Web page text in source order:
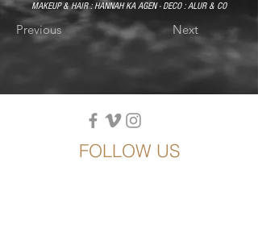
MAKEUP & HAIR : HANNAH KA AGEN - DECO : ALUR & CO
Previous Next
FOLLOW US